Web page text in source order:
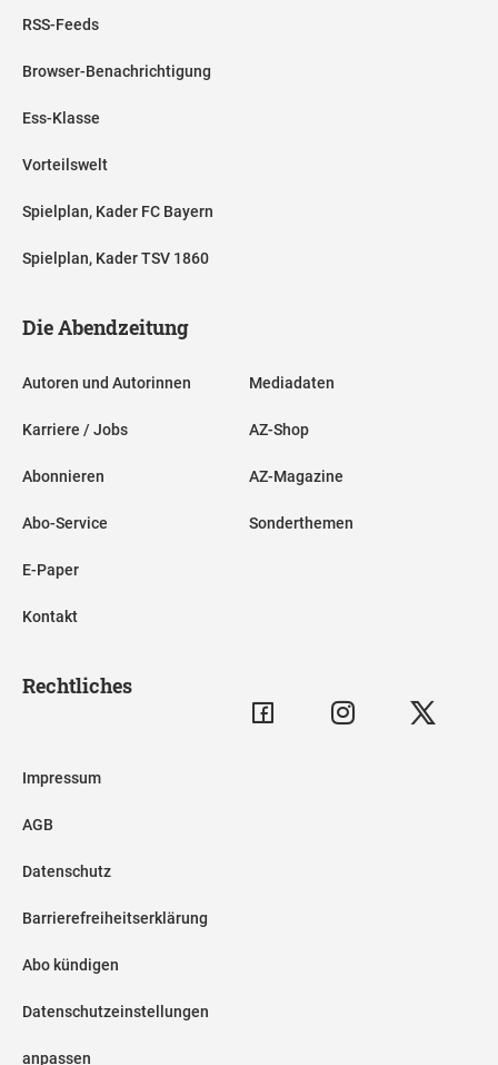
RSS-Feeds
Browser-Benachrichtigung
Ess-Klasse
Vorteilswelt
Spielplan, Kader FC Bayern
Spielplan, Kader TSV 1860
Die Abendzeitung
Autoren und Autorinnen
Karriere / Jobs
Abonnieren
Abo-Service
E-Paper
Kontakt
Mediadaten
AZ-Shop
AZ-Magazine
Sonderthemen
Rechtliches
Impressum
AGB
Datenschutz
Barrierefreiheitserklärung
Abo kündigen
Datenschutzeinstellungen
anpassen